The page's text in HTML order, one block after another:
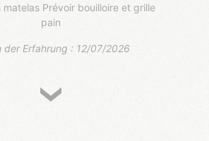
matelas Prévoir bouilloire et grille
pain
der Erfahrung : 12/07/2026